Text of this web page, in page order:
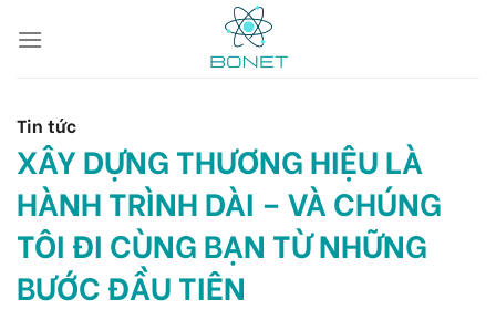
Tin tức
XÂY DỰNG THƯƠNG HIỆU LÀ
HÀNH TRÌNH DÀI – VÀ CHÚNG
TÔI ĐI CÙNG BẠN TỪ NHỮNG
BƯỚC ĐẦU TIÊN